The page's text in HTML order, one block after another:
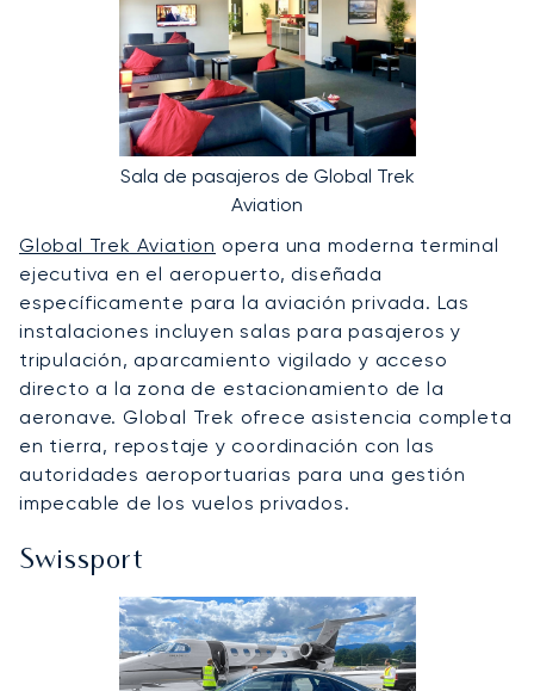
Sala de pasajeros de Global Trek
Aviation
Global Trek Aviation opera una moderna terminal
ejecutiva en el aeropuerto, diseñada
específicamente para la aviación privada. Las
instalaciones incluyen salas para pasajeros y
tripulación, aparcamiento vigilado y acceso
directo a la zona de estacionamiento de la
aeronave. Global Trek ofrece asistencia completa
en tierra, repostaje y coordinación con las
autoridades aeroportuarias para una gestión
impecable de los vuelos privados.
Swissport